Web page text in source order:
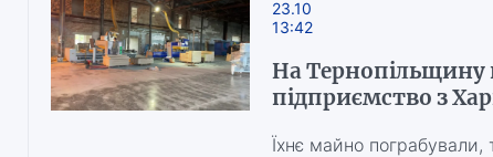
23.10
13:42
На Тернопільщину
підприємство з
Їхнє майно пограбували,